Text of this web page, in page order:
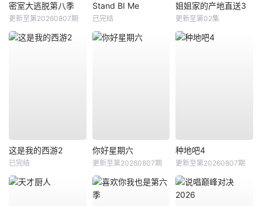
密室大逃脱第八季
更新至第20260807期
Stand BI Me
已完结
姐姐家的产地直送3
更新至第02集
这是我的西游2
已完结
你好星期六
更新至第20260807期
种地吧4
更新至第20260807期